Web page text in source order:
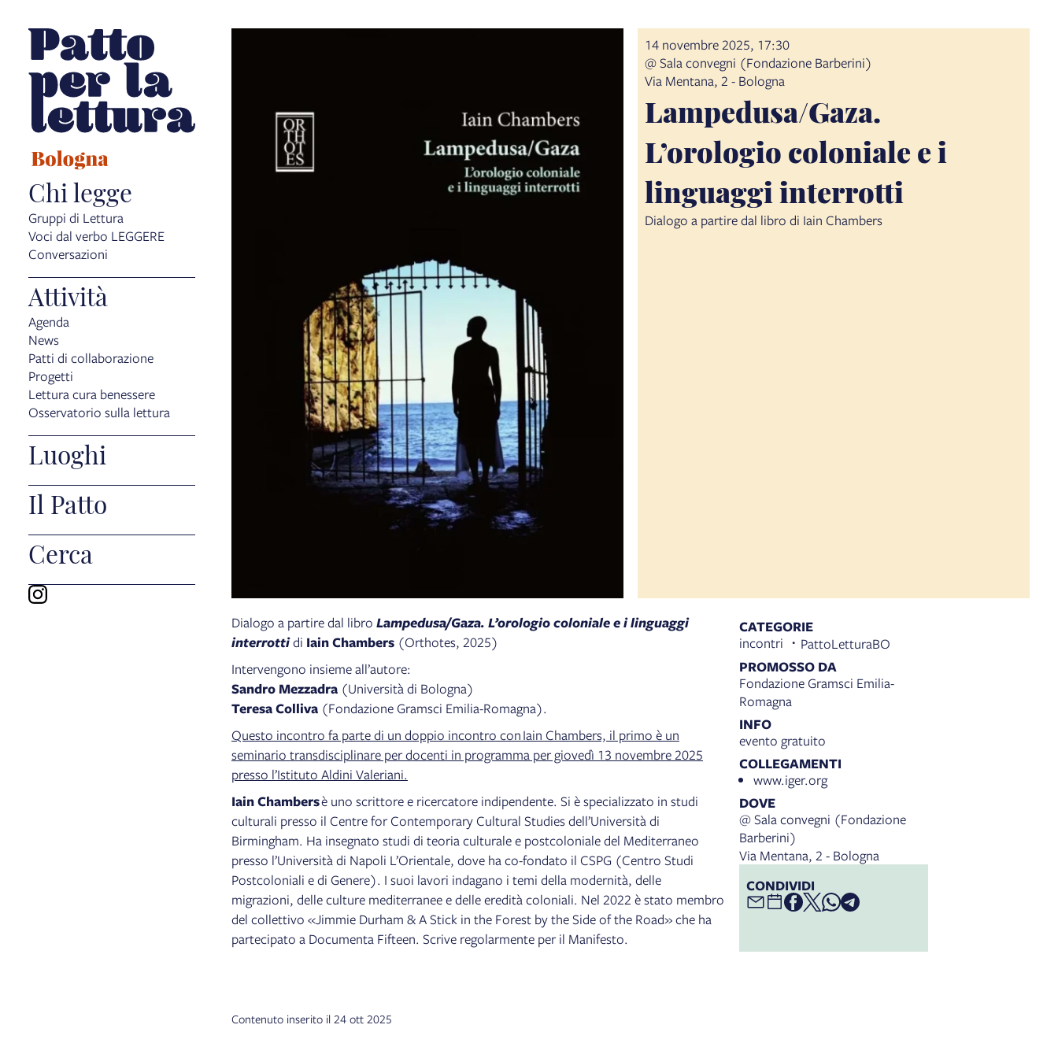
Chi legge
Gruppi di Lettura
Voci dal verbo LEGGERE
Conversazioni
Attività
Agenda
News
Patti di collaborazione
Progetti
Lettura cura benessere
Osservatorio sulla lettura
Luoghi
Il Patto
Cerca
14 novembre 2025, 17:30
@ Sala convegni (Fondazione Barberini)
Via Mentana, 2 - Bologna
Lampedusa/Gaza.
L’orologio coloniale e i
linguaggi interrotti
Dialogo a partire dal libro di Iain Chambers
Dialogo a partire dal libro Lampedusa/Gaza. L’orologio coloniale e i linguaggi
interrottidi Iain Chambers (Orthotes, 2025)
Intervengono insieme all’autore:
Sandro Mezzadra (Università di Bologna)
Teresa Colliva (Fondazione Gramsci Emilia-Romagna).
Questo incontro fa parte di un doppio incontro conIain Chambers, il primo è un
seminario transdisciplinare per docenti in programma per giovedì 13 novembre 2025
presso l’Istituto Aldini Valeriani.
Iain Chambersè uno scrittore e ricercatore indipendente. Si è specializzato in studi
culturali presso il Centre for Contemporary Cultural Studies dell’Università di
Birmingham. Ha insegnato studi di teoria culturale e postcoloniale del Mediterraneo
presso l’Università di Napoli L’Orientale, dove ha co-fondato il CSPG (Centro Studi
Postcoloniali e di Genere). I suoi lavori indagano i temi della modernità, delle
migrazioni, delle culture mediterranee e delle eredità coloniali. Nel 2022 è stato membro
del collettivo «Jimmie Durham & A Stick in the Forest by the Side of the Road» che ha
partecipato a Documenta Fifteen. Scrive regolarmente per il Manifesto.
CATEGORIE
incontri
PattoLetturaBO
PROMOSSO DA
Fondazione Gramsci Emilia-
Romagna
INFO
evento gratuito
COLLEGAMENTI
www.iger.org
DOVE
@ Sala convegni (Fondazione
Barberini)
Via Mentana, 2 - Bologna
CONDIVIDI
Contenuto inserito il 24 ott 2025